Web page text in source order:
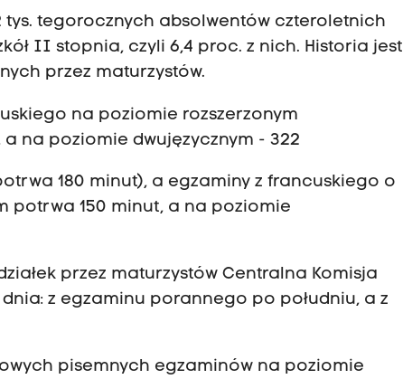
tegorocznych absolwentów czteroletnich
II stopnia, czyli 6,4 proc. z nich. Historia jest
przez maturzystów.
na poziomie rozszerzonym
na poziomie dwujęzycznym - 322
180 minut), a egzaminy z francuskiego o
potrwa 150 minut, a na poziomie
przez maturzystów Centralna Komisja
z egzaminu porannego po południu, a z
pisemnych egzaminów na poziomie